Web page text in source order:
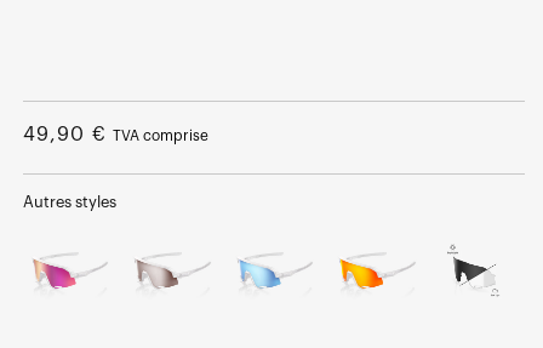
le
média
1
une
fenêtre
modale
Prix
49,90 € TVA comprise
Autres styles